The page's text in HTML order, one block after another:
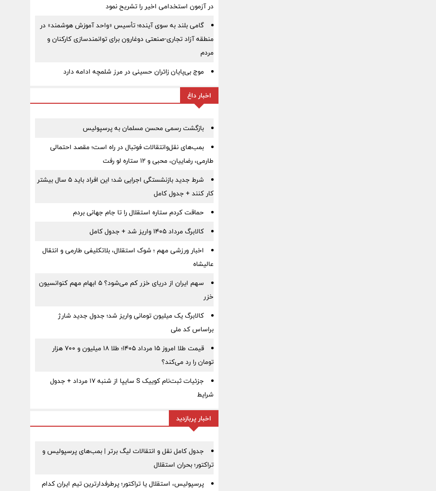
در آزمون استخدامی اخیر را تشریح نمود
گامی بلند به سوی آینده؛ تأسیس «واحد آموزش هوشمند» در
منطقه آزاد تجاری-صنعتی دوغارون برای توانمندسازی کارکنان و
مردم
موج بی‌پایان زائران حسینی در مرز شلمچه ادامه دارد
اخبار داغ
بازگشت رسمی محسن مسلمان به پرسپولیس
بمب‌های نقل‌وانتقالات فوتبال در راه است؛ مقصد احتمالی
طارمی، رضاییان، محبی و ۱۲ ستاره لو رفت
شرط جدید بازنشستگی اجرایی شد؛ این افراد باید ۵ سال بیشتر
کار کنند + جدول کامل
حماقت کردم ستاره استقلال را تا جام جهانی بردم
کالابرگ مرداد ۱۴۰۵ واریز شد + جدول کامل
اخبار ورزشی مهم ؛ شوک استقلال، بلاتکلیفی طارمی و انتقال
عالیشاه
سهم ایران از دریای خزر کم می‌شود؟ ۵ ابهام مهم کنوانسیون
خزر
کالابرگ یک میلیون تومانی واریز شد؛ جدول جدید شارژ
براساس کد ملی
قیمت طلا امروز ۱۵ مرداد ۱۴۰۵؛ طلا ۱۸ میلیون و ۷۰۰ هزار
تومان را رد می‌کند؟
جزئیات ثبت‌نام کوییک S سایپا از شنبه ۱۷ مرداد + جدول
شرایط
اخبار پربازدید
جدول کامل نقل و انتقالات لیگ برتر | بمب‌های پرسپولیس و
تراکتور؛ بحران استقلال
پرسپولیس، استقلال یا تراکتور؛ پرطرفدارترین تیم ایران کدام